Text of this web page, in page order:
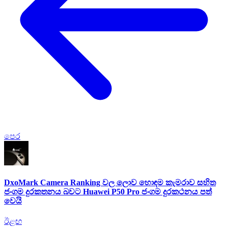
පෙර
DxoMark Camera Ranking වල ලොව හොඳම කැමරාව සහිත
ජංගම දුරකතනය බවට Huawei P50 Pro ජංගම දුරකථනය පත්
වෙයි
ඊළඟ